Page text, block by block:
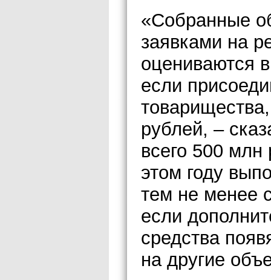
«Собранные
заявками на
оцениваются
если
рублей, –
всего 500 млн
этом году
тем не менее
если
средства
на другие